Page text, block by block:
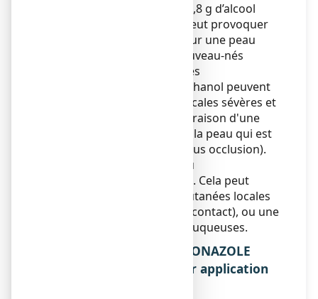
Ce médicament contient 13,8 g d’alcool
(éthanol) par flacon. Cela peut provoquer
une sensation de brûlure sur une peau
endommagée. Chez les nouveau-nés
(prématurés et à terme), des
concentrations élevées d'éthanol peuvent
provoquer des réactions locales sévères et
une toxicité systémique en raison d'une
absorption importante par la peau qui est
immature (en particulier sous occlusion).
Ce médicament contient du
butylhydroxytoluène (E321). Cela peut
provoquer des réactions cutanées locales
(par exemple dermatite de contact), ou une
irritation des yeux et des muqueuses.
3. COMMENT UTILISER ECONAZOLE
ARROW 1 %, solution pour application